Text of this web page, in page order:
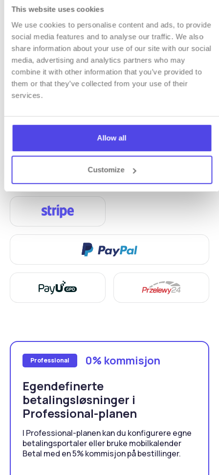
This website uses cookies
We use cookies to personalise content and ads, to provide
social media features and to analyse our traffic. We also
share information about your use of our site with our social
media, advertising and analytics partners who may
combine it with other information that you’ve provided to
them or that they’ve collected from your use of their
services.
Allow all
Customize
BETALINGSLØSNINGER
Godta betalinger direkte
til kontoen din
Koble til din egen betalingskonto og motta
overføringer uten mellommenn. Vi støtter de mest
populære betalingsportene i Polen og over hele
Professional 0% kommisjon
Egendefinerte
betalingsløsninger i
Professional-planen
I Professional-planen kan du konfigurere egne
betalingsportaler eller bruke mobilkalender
Betal med en 5% kommisjon på bestillinger.